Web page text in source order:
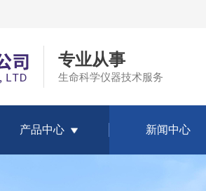
专业从事
生命科学仪器技术服务
产品中心 新闻中心